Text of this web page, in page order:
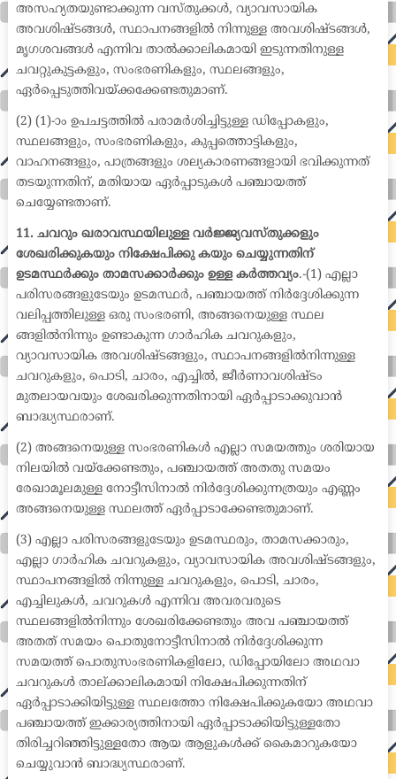
അസഹ്യതയുണ്ടാക്കുന്ന വസ്തുക്കൾ, വ്യാവസായിക
അവശിഷ്ടങ്ങൾ, സ്ഥാപനങ്ങളിൽ നിന്നുള്ള അവശിഷ്ടങ്ങൾ,
മൃഗശവങ്ങൾ എന്നിവ താൽക്കാലികമായി ഇടുന്നതിനുള്ള
ചവറ്റുകുട്ടകളും, സംഭരണികളും, സ്ഥലങ്ങളും,
ഏർപ്പെടുത്തിവയ്ക്കക്കേണ്ടതുമാണ്.
(2) (1)-ാം ഉപചട്ടത്തിൽ പരാമർശിച്ചിട്ടുള്ള ഡിപ്പോകളും,
സ്ഥലങ്ങളും, സംഭരണികളും, കുപ്പത്തൊട്ടികളും,
വാഹനങ്ങളും, പാത്രങ്ങളും ശല്യകാരണങ്ങളായി ഭവിക്കുന്നത്
തടയുന്നതിന്, മതിയായ ഏർപ്പാടുകൾ പഞ്ചായത്ത്
ചെയ്യേണ്ടതാണ്.
11. ചവറും ഖരാവസ്ഥയിലുള്ള വർജ്ജ്യവസ്തുക്കളും
ശേഖരിക്കുകയും നിക്ഷേപിക്കു കയും ചെയ്യുന്നതിന്
ഉടമസ്ഥർക്കും താമസക്കാർക്കും ഉള്ള കർത്തവ്യം.-(1) എല്ലാ
പരിസരങ്ങളുടേയും ഉടമസ്ഥർ, പഞ്ചായത്ത് നിർദ്ദേശിക്കുന്ന
വലിപ്പത്തിലുള്ള ഒരു സംഭരണി, അങ്ങനെയുള്ള സ്ഥല
ങ്ങളിൽനിന്നും ഉണ്ടാകുന്ന ഗാർഹിക ചവറുകളും,
വ്യാവസായിക അവശിഷ്ടങ്ങളും, സ്ഥാപനങ്ങളിൽനിന്നുള്ള
ചവറുകളും, പൊടി, ചാരം, എച്ചിൽ, ജീർണാവശിഷ്ടം
മുതലായവയും ശേഖരിക്കുന്നതിനായി ഏർപ്പാടാക്കുവാൻ
ബാദ്ധ്യസ്ഥരാണ്.
(2) അങ്ങനെയുള്ള സംഭരണികൾ എല്ലാ സമയത്തും ശരിയായ
നിലയിൽ വയ്ക്കേണ്ടതും, പഞ്ചായത്ത് അതതു സമയം
രേഖാമൂലമുള്ള നോട്ടീസിനാൽ നിർദ്ദേശിക്കുന്നത്രയും എണ്ണം
അങ്ങനെയുള്ള സ്ഥലത്ത് ഏർപ്പാടാക്കേണ്ടതുമാണ്.
(3) എല്ലാ പരിസരങ്ങളുടേയും ഉടമസ്ഥരും, താമസക്കാരും,
എല്ലാ ഗാർഹിക ചവറുകളും, വ്യാവസായിക അവശിഷ്ടങ്ങളും,
സ്ഥാപനങ്ങളിൽ നിന്നുള്ള ചവറുകളും, പൊടി, ചാരം,
എച്ചിലുകൾ, ചവറുകൾ എന്നിവ അവരവരുടെ
സ്ഥലങ്ങളിൽനിന്നും ശേഖരിക്കേണ്ടതും അവ പഞ്ചായത്ത്
അതത് സമയം പൊതുനോട്ടീസിനാൽ നിർദ്ദേശിക്കുന്ന
സമയത്ത് പൊതുസംഭരണികളിലോ, ഡിപ്പോയിലോ അഥവാ
ചവറുകൾ താല്ക്കാലികമായി നിക്ഷേപിക്കുന്നതിന്
ഏർപ്പാടാക്കിയിട്ടുള്ള സ്ഥലത്തോ നിക്ഷേപിക്കുകയോ അഥവാ
പഞ്ചായത്ത് ഇക്കാര്യത്തിനായി ഏർപ്പാടാക്കിയിട്ടുള്ളതോ
തിരിച്ചറിഞ്ഞിട്ടുള്ളതോ ആയ ആളുകൾക്ക് കൈമാറുകയോ
ചെയ്യുവാൻ ബാദ്ധ്യസ്ഥരാണ്.